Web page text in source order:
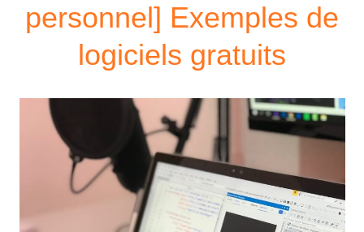
personnel] Exemples de
logiciels gratuits